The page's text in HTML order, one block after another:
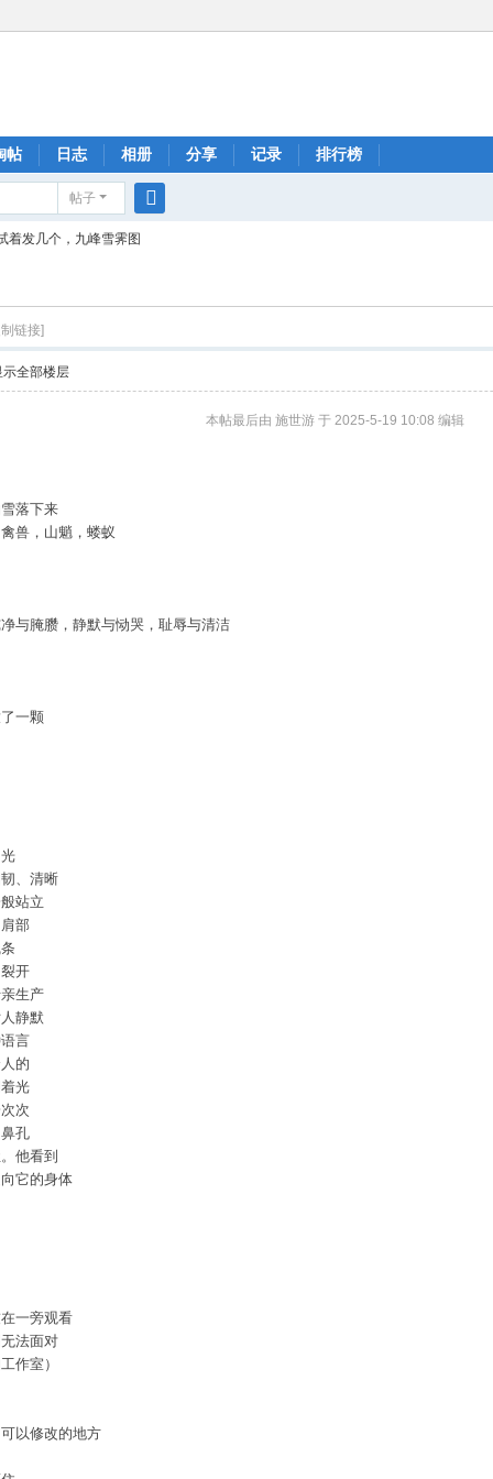
帖 日志 相册 分享 记录 排行榜
帖子
着发几个，九峰雪霁图
制链接]
示全部楼层
本帖最后由 施世游 于 2025-5-19 10:08 编辑
落下来
兽，山魈，蝼蚁
与腌臜，静默与恸哭，耻辱与清洁
一颗
、清晰
站立
部
开
生产
静默
言
的
光
次
孔
他看到
它的身体
一旁观看
法面对
作室）
以修改的地方